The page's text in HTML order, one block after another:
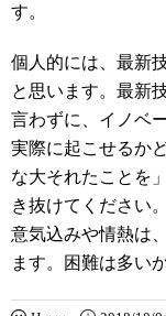
す。
個人的には、最新
と思います。最新
言わずに、イノベ
実際に起こせるか
な大それたことを
き抜けてください
意気込みや情熱は
ます。困難は多い